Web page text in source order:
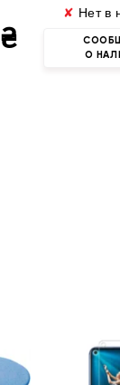
₴
✘ Нет в
О